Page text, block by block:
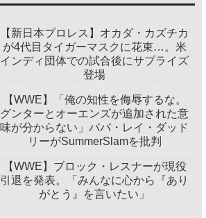
【新日本プロレス】オカダ・カズチカ
が4代目タイガーマスクに花束…。米
インディ団体での試合後にサプライズ
登場
【WWE】「俺の知性を侮辱するな。
グンターとオーエンズが追加された意
味が分からない」ババ・レイ・ダッド
リーがSummerSlamを批判
【WWE】ブロック・レスナーが現役
引退を発表。「みんなに心から『あり
がとう』を言いたい」